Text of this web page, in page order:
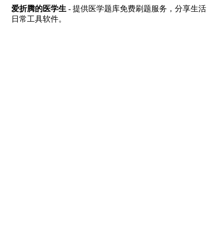
爱折腾的医学生 - 提供医学题库免费刷题服务，分享生活
日常工具软件。